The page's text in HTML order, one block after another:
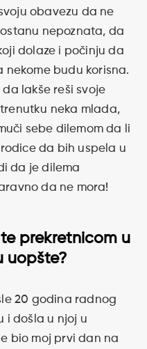
obavezu da ne
nepoznata, da
dolaze i počinju da
nekome budu korisna.
lakše reši svoje
neka mlada,
sebe dilemom da li
da bih uspela u
da je dilema
da ne mora!
prekretnicom u
uopšte?
20 godina radnog
i došla u njoj u
bio moj prvi dan na